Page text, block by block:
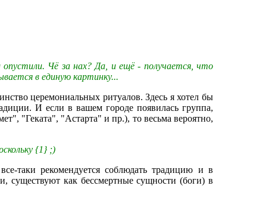
Чё за нах? Да, и ещё - получается, что
в единую картинку...
церемониальных ритуалов. Здесь я хотел бы
И если в вашем городе появилась группа,
"Геката", "Астарта" и пр.), то весьма вероятно,
{1} ;)
таки рекомендуется соблюдать традицию и в
существуют как бессмертные сущности (боги) в